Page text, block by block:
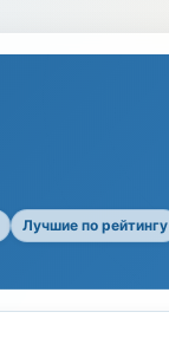
Лучшие по рейтингу